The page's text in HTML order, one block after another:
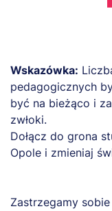
Wskazówka:
pedagogicznych
być na bieżąco i
zwłoki.
Dołącz do grona
Opole i zmieniaj
Zastrzegamy